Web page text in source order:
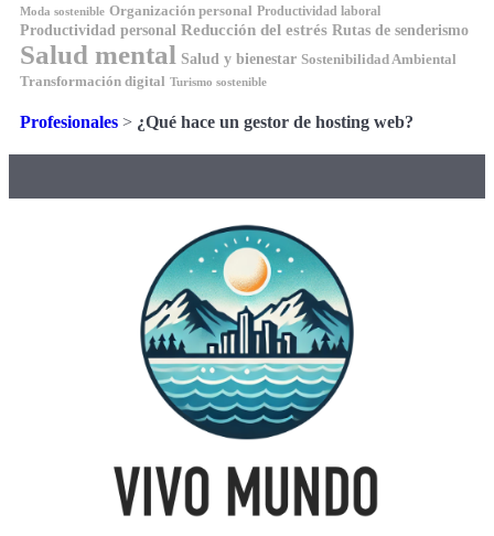
Moda sostenible Organización personal Productividad laboral
Productividad personal Reducción del estrés Rutas de senderismo
Salud mental Salud y bienestar Sostenibilidad Ambiental
Transformación digital Turismo sostenible
Profesionales > ¿Qué hace un gestor de hosting web?